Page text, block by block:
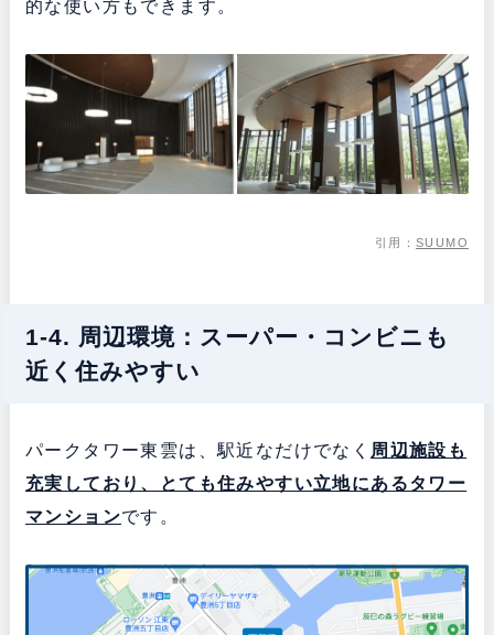
的な使い方もできます。
引用：SUUMO
1-4. 周辺環境：スーパー・コンビニも
近く住みやすい
パークタワー東雲は、駅近なだけでなく 周辺施設も
充実しており、とても住みやすい立地にあるタワー
マンションです。